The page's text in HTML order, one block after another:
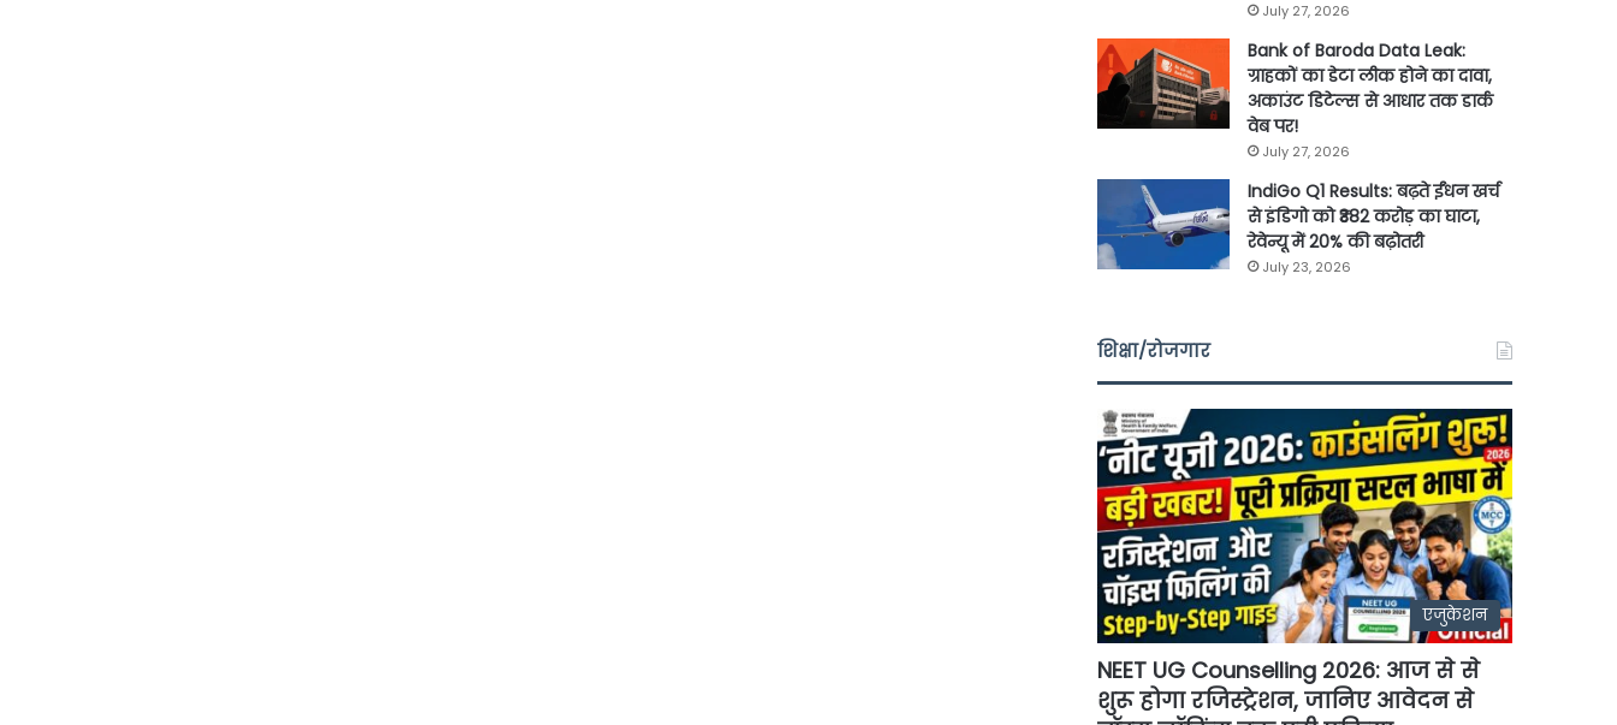
July 27, 2026
Bank of Baroda Data Leak:
ग्राहकों का डेटा लीक होने का दावा,
अकाउंट डिटेल्स से आधार तक डार्क
वेब पर!
July 27, 2026
IndiGo Q1 Results: बढ़ते ईंधन खर्च
से इंडिगो को ₹382 करोड़ का घाटा,
रेवेन्यू में 20% की बढ़ोतरी
July 23, 2026
शिक्षा/रोजगार
एजुकेशन
NEET UG Counselling 2026: आज से से
शुरू होगा रजिस्ट्रेशन, जानिए आवेदन से